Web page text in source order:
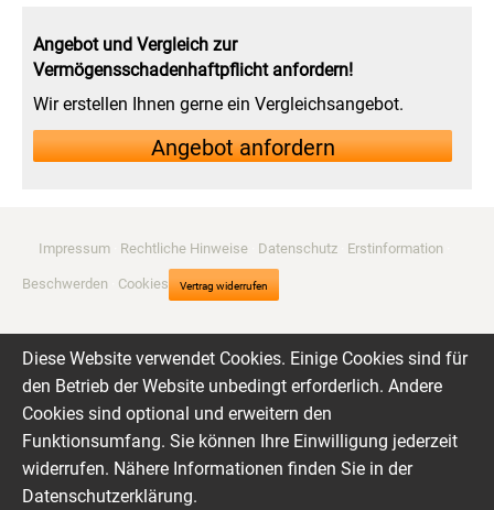
Angebot und Vergleich zur
Vermögensschadenhaftpflicht anfordern!
Wir erstellen Ihnen gerne ein Vergleichsangebot.
An­ge­bot an­for­dern
Impressum Rechtliche Hinweise Datenschutz Erstinformation
Beschwerden Cookies Vertrag widerrufen
Diese Website verwendet Cookies. Einige Cookies sind für
den Betrieb der Website unbedingt erforderlich. Andere
Cookies sind optional und erweitern den
Funktionsumfang. Sie können Ihre Einwilligung jederzeit
widerrufen. Nähere Informationen finden Sie in der
Datenschutzerklärung.